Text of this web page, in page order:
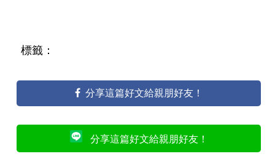
標籤：
分享這篇好文給親朋好友！
分享這篇好文給親朋好友！